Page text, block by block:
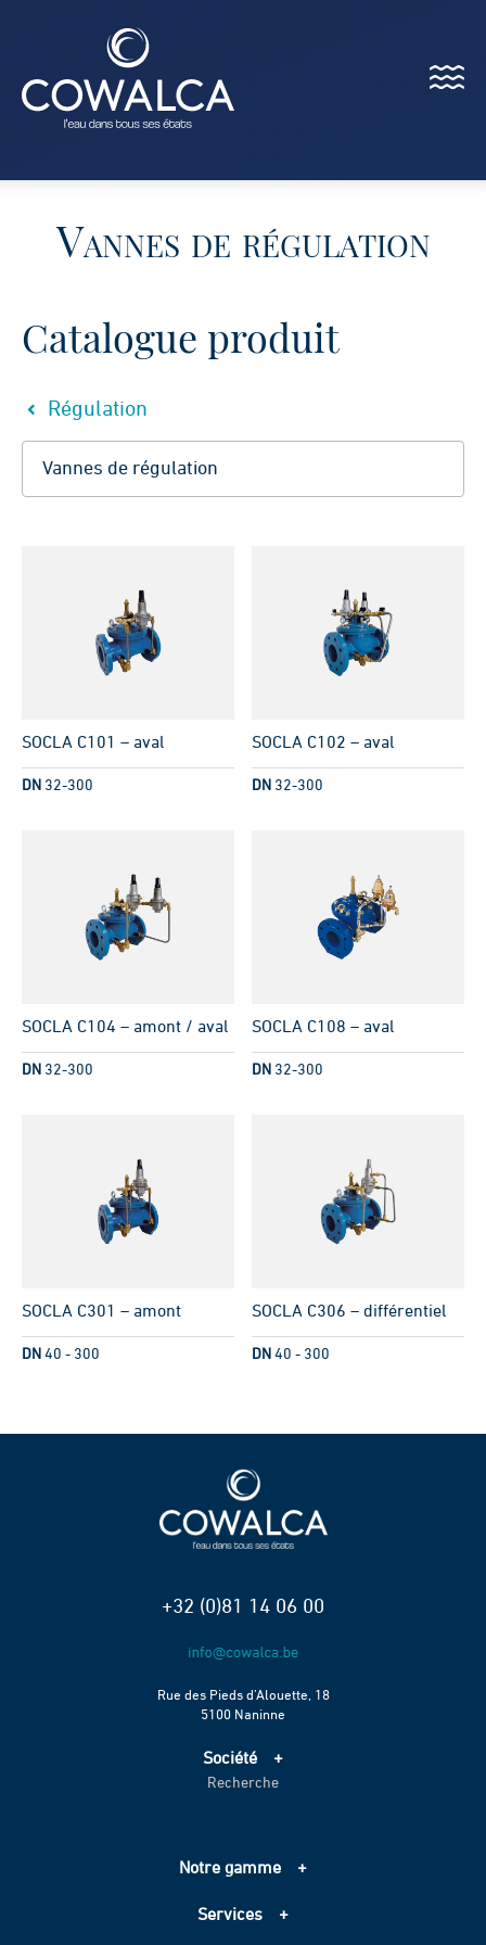
Menu
Vannes de régulation
Catalogue produit
Régulation
SOCLA C101 – aval
DN 32-300
SOCLA C102 – aval
DN 32-300
SOCLA C104 – amont / aval
DN 32-300
SOCLA C108 – aval
DN 32-300
SOCLA C301 – amont
DN 40 - 300
SOCLA C306 – différentiel
DN 40 - 300
+32 (0)81 14 06 00
Rue des Pieds d’Alouette, 18
5100 Naninne
Société
Accueil
Échelle de performance CO2
Recherche
Notre gamme
Assainissement
Services